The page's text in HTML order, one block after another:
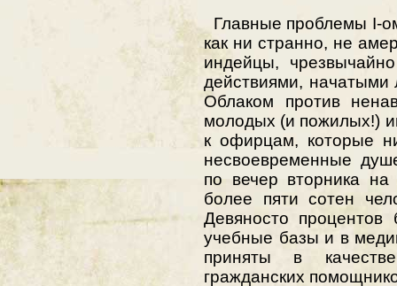
Главные проблемы I-
как ни странно, не
индейцы,
действиями,
Облаком против
молодых (и пожилых!)
к офирцам, которые
несвоевременные
по вечер вторника
более пяти сотен
Девяносто
учебные базы и в
приняты в
гражданских